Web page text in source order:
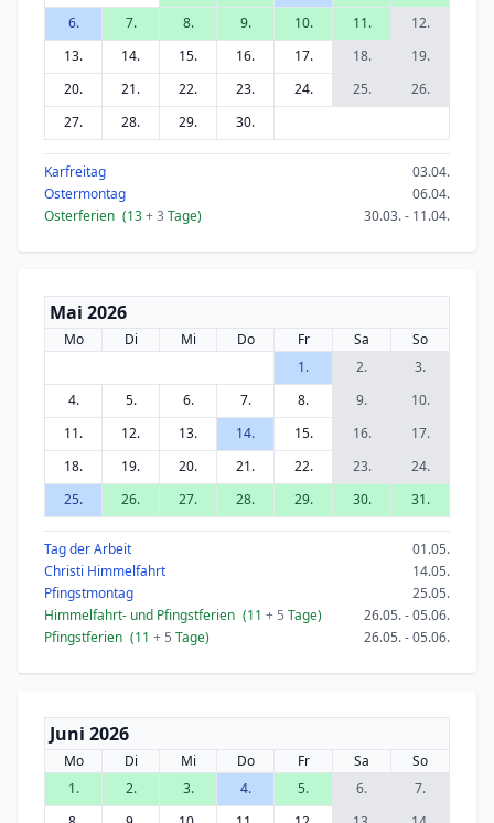
6.
7. 8. 9. 10. 11.
12.
13.
14. 15. 16. 17. 18.
19.
20.
21. 22. 23. 24. 25.
26.
27.
28. 29. 30.
Karfreitag
03.04.
Ostermontag
06.04.
Osterferien (13+ 3 Tage) 30.03. - 11.04.
Mai 2026
Mo Di Mi Do Fr Sa
So
1.
2.
3.
4.
5. 6. 7. 8. 9.
10.
11.
12. 13. 14. 15. 16.
17.
18.
19. 20. 21. 22. 23.
24.
25.
26. 27. 28. 29. 30. 31.
Tag der Arbeit
01.05.
Christi Himmelfahrt
14.05.
Pfingstmontag
25.05.
Himmelfahrt- und Pfingstferien (11 + 5 Tage)
26.05. - 05.06.
Pfingstferien (11 + 5 Tage) 26.05. - 05.06.
Juni 2026
Mo Di Mi Do Fr Sa
So
1.
2. 3. 4. 5. 6.
7.